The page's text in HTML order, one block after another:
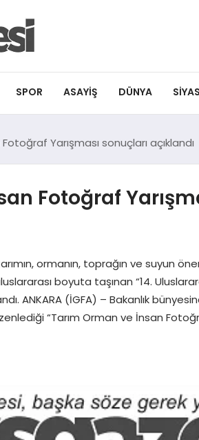
SPOR ASAYIŞ DÜNYA
Yarışması sonuçları açıklandı
Fotoğraf
ormanın, toprağın ve suyun
boyuta taşınan “14.
ANKARA (İGFA) – Bakanlık
“Tarım Orman ve İnsan